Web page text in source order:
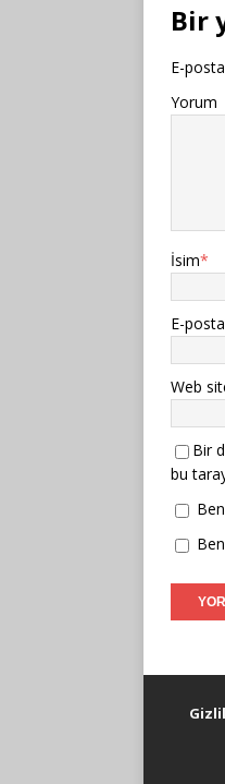
Bir
E-
Yorum
İsim*
E-posta
Web
Bir
bu